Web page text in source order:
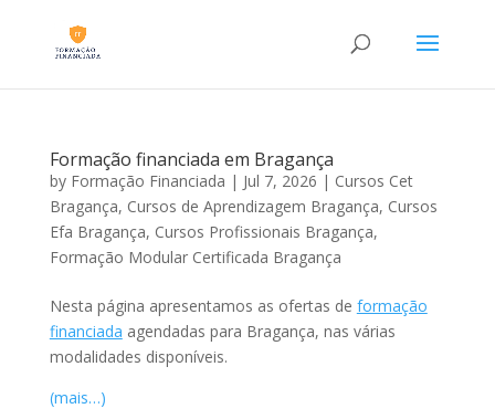
Formação financiada em Bragança
by Formação Financiada | Jul 7, 2026 | Cursos Cet
Bragança, Cursos de Aprendizagem Bragança, Cursos
Efa Bragança, Cursos Profissionais Bragança,
Formação Modular Certificada Bragança
Nesta página apresentamos as ofertas de formação
financiada agendadas para Bragança, nas várias
modalidades disponíveis.
(mais…)